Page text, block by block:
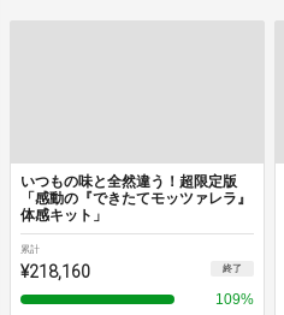
いつもの味と全然違う！超限定版
「感動の『できたてモッツァレラ』
体感キット」
累計
¥218,160 終了
109%